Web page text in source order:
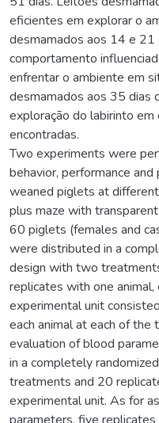
eficientes em explorar o
desmamados aos 14 e 21
comportamento
enfrentar o ambiente em
desmamados aos 35 dias
exploração do labirinto em
encontradas.
Two experiments were
behavior, performance
weaned piglets at
plus maze with
60 piglets (females and
were distributed in a
design with two
replicates with one
experimental unit
each animal at each of
evaluation of blood
in a completely
treatments and 20
experimental unit. As for